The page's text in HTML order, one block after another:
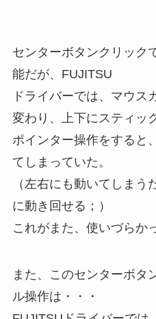
センターボタンクリック
能だが、FUJITSU
ドライバーでは、マウス
変わり、上下にスティッ
ポインター操作をすると
てしまっていた。
（左右にも動いてしま
に動き回せる；）
これがまた、使いづらか
また、このセンターボタ
ル操作は・・・